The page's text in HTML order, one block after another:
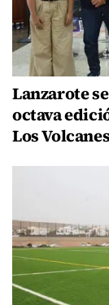
Lanzarote
octava
Los Volcanes